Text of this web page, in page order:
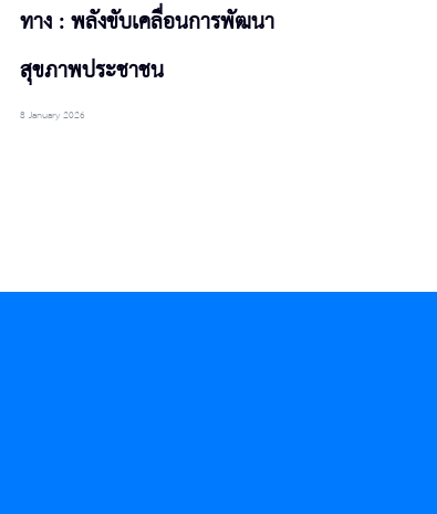
ทาง : พลังขับเคลื่อนการพัฒนา
สุขภาพประชาชน
8 January 2026